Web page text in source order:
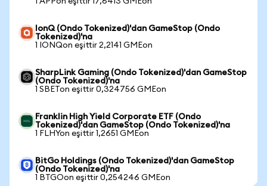
IonQ (Ondo Tokenized)'dan GameStop (Ondo
Tokenized)'na
1 IONQon eşittir 2,2141 GMEon
SharpLink Gaming (Ondo Tokenized)'dan GameStop
(Ondo Tokenized)'na
1 SBETon eşittir 0,324756 GMEon
Franklin High Yield Corporate ETF (Ondo
Tokenized)'dan GameStop (Ondo Tokenized)'na
1 FLHYon eşittir 1,2651 GMEon
BitGo Holdings (Ondo Tokenized)'dan GameStop
(Ondo Tokenized)'na
1 BTGOon eşittir 0,254246 GMEon